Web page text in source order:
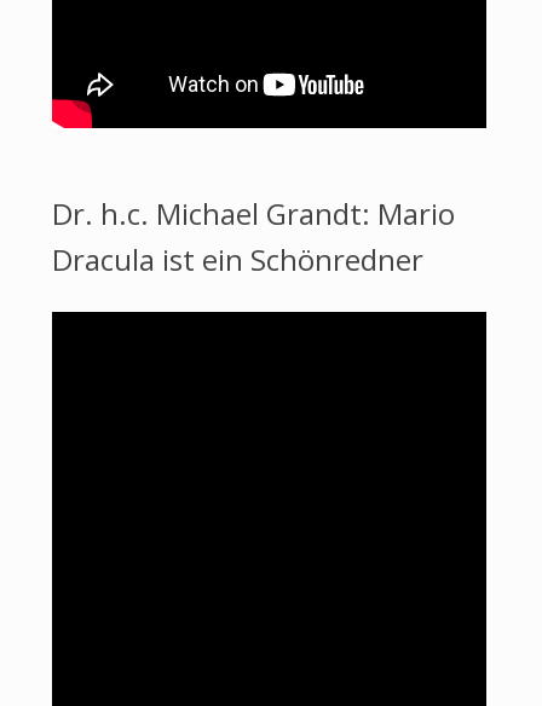
Dr. h.c. Michael Grandt: Mario
Dracula ist ein Schönredner